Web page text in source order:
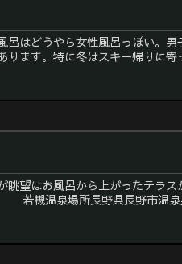
はどうやら女性風呂っぽい。
ります。特に冬はスキー帰りに寄
望はお風呂から上がったテラス
温泉場所長野県長野市温泉